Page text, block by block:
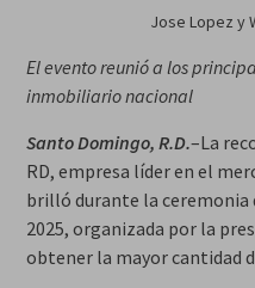
Jose Lopez y
El evento reunió a los
inmobiliario nacional
Santo Domingo, R.D.–La
RD, empresa líder en el
brilló durante la ceremonia
2025, organizada por la
obtener la mayor cantidad